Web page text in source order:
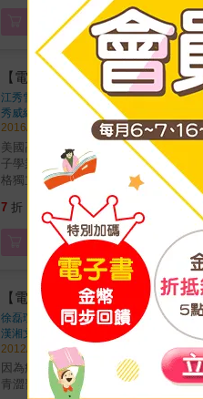
電子書
【電子書】美國高中在教什麼？
江秀雪
秀威經典
2016/04/12 出版
美國高中以四年培養進入成年的養成教育！ 大約有三分之一的美國高中生，不選擇繼續升學，高中不但是美國義務教育的最後一
子學業生涯的頂點。高中教育除了需
格獨立，不可或缺的重要環節。 本書特色 本書提供了豐富且全面有關美國高中教育與申請大學的介紹，例如該如何選課，選社團，如何培養實力
準備大學考試，有哪些獎學金申請的
常實用的資訊，而對於在台灣的讀者
7 折 182 元
電子書
【電子書】因為痛，所以叫青春
徐磊瑄
著
漢湘文化
出版
2012/08/29 出版
因為痛，所以…青少男女們的青春煩
青澀習題，暢銷作家－徐磊瑄 要告訴